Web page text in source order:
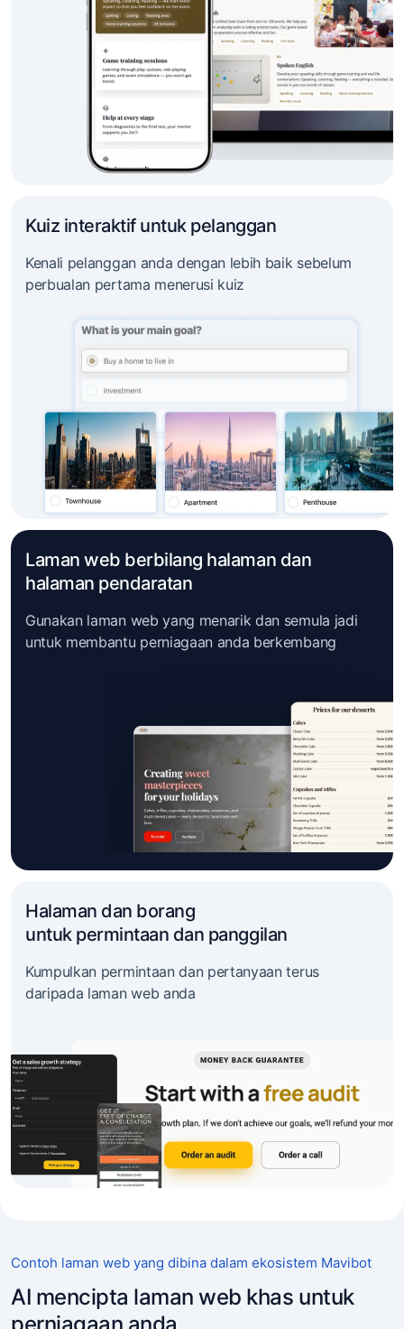
Kuiz interaktif untuk pelanggan
Kenali pelanggan anda dengan lebih baik sebelum
perbualan pertama menerusi kuiz
Laman web berbilang halaman dan
halaman pendaratan
Gunakan laman web yang menarik dan semula jadi
untuk membantu perniagaan anda berkembang
Halaman dan borang
untuk permintaan dan panggilan
Kumpulkan permintaan dan pertanyaan terus
daripada laman web anda
Contoh laman web yang dibina dalam ekosistem Mavibot
AI mencipta laman web khas untuk